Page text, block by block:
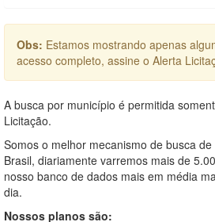
Obs: Estamos mostrando apenas
acesso completo, assine o Alerta
A busca por município é permitida
Licitação.
Somos o melhor mecanismo de busca
Brasil, diariamente varremos mais de
nosso banco de dados mais em média
dia.
Nossos planos são: